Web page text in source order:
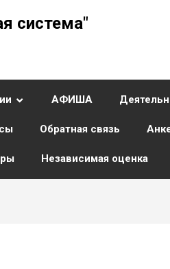
система"
АФИША
Обратная связь
Независимая оценка